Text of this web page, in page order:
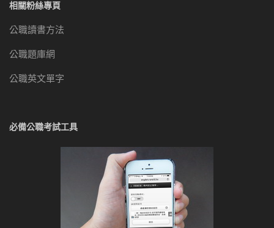
相關粉絲專頁
公職讀書方法
公職題庫網
公職英文單字
必備公職考試工具